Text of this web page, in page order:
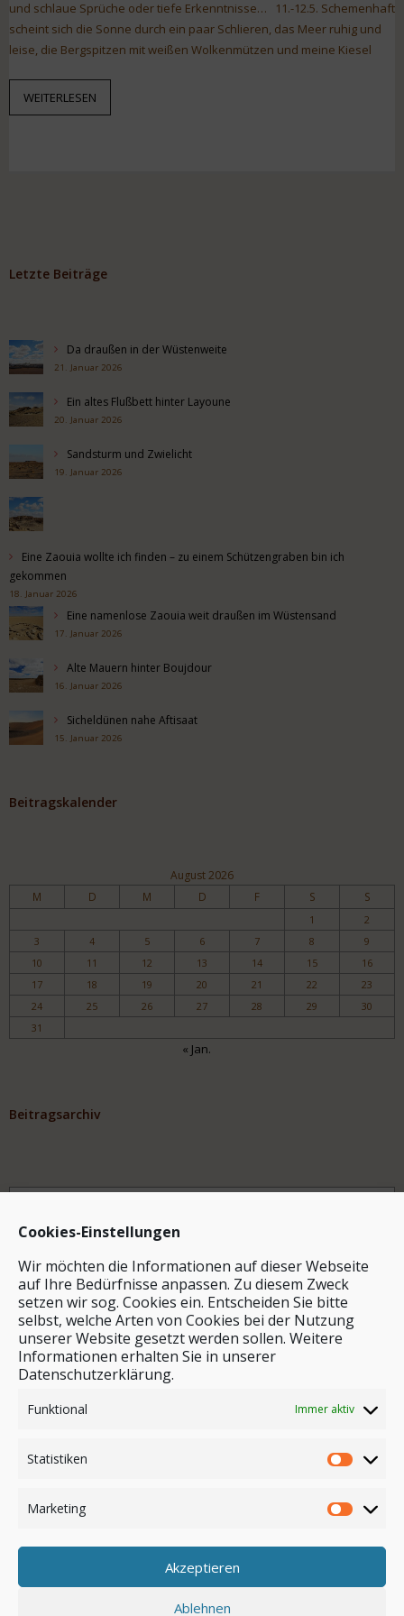
Cookies-Einstellungen
Wir möchten die Informationen auf dieser Webseite
auf Ihre Bedürfnisse anpassen. Zu diesem Zweck
setzen wir sog. Cookies ein. Entscheiden Sie bitte
selbst, welche Arten von Cookies bei der Nutzung
unserer Website gesetzt werden sollen. Weitere
Informationen erhalten Sie in unserer
Datenschutzerklärung.
Funktional Immer aktiv
Statistiken
Marketing
Akzeptieren
Ablehnen
und schlaue Sprüche oder tiefe Erkenntnisse… 11.-12.5. Schemenhaft
scheint sich die Sonne durch ein paar Schlieren, das Meer ruhig und
leise, die Bergspitzen mit weißen Wolkenmützen und meine Kiesel
WEITERLESEN
Letzte Beiträge
Da draußen in der Wüstenweite
21. Januar 2026
Ein altes Flußbett hinter Layoune
20. Januar 2026
Sandsturm und Zwielicht
19. Januar 2026
Eine Zaouia wollte ich finden – zu einem Schützengraben bin ich
gekommen
18. Januar 2026
Eine namenlose Zaouia weit draußen im Wüstensand
17. Januar 2026
Alte Mauern hinter Boujdour
16. Januar 2026
Sicheldünen nahe Aftisaat
15. Januar 2026
Beitragskalender
August 2026
M D M D F S S
1
2
3
4 5 6 7 8
9
10
11 12 13 14 15
16
17
18 19 20 21 22
23
24
25 26 27 28 29
30
31
« Jan.
Beitragsarchiv
Archiv
Stichwortsuche
Anmelden